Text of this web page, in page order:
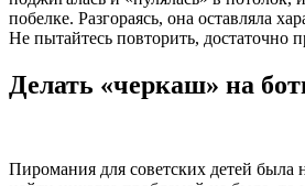
побелке. Разгораясь, она оставляла
Не пытайтесь повторить, достаточно
Делать «черкаш» на
Пиромания для советских детей